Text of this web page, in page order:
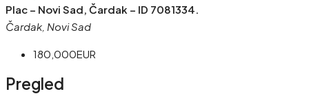
Plac – Novi Sad, Čardak – ID 7081334.
Čardak, Novi Sad
180,000EUR
Pregled